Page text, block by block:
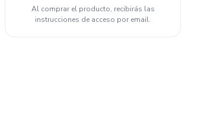
Al comprar el producto, recibirás las
instrucciones de acceso por email.